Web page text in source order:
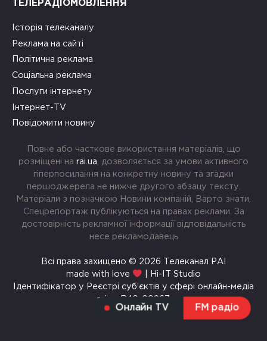
Онлайн TV FM радіо
ТЕЛЕРАДІОМОВЛЕННЯ
Історія телеканалу
Реклама на сайті
Політична реклама
Соціальна реклама
Послуги інтернету
Інтернет-TV
Повідомити новину
Повне або часткове використання матеріалів, що
розміщені на rai.ua , дозволяється за умови активного
гіперпосилання на конкретну новину та згадки
першоджерела не нижче другого абзацу тексту.
Матеріали з позначкою Новини компаній, Варто знати,
Спецрепортаж публікуються на правах реклами. За
достовірність рекламної інформації відповідальність
несе рекламодавець
Всі права захищено © 2026 Телеканал РАІ
made with love
| Hi-IT Studio
Ідентифікатор у Реєстрі суб’єктів у сфері онлайн-медіа
rai.ua R40-00967